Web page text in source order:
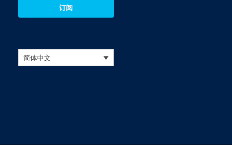
订阅
简体中文